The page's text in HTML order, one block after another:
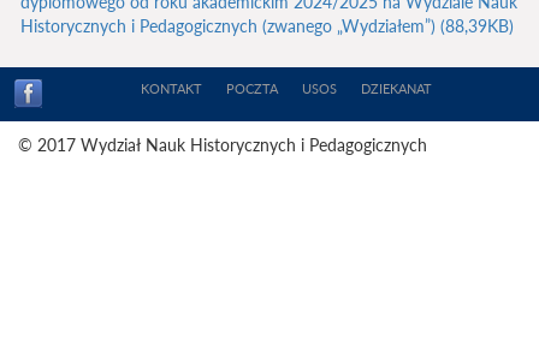
Historycznych i Pedagogicznych (zwanego „Wydziałem”) (88,39KB)
KONTAKT POCZTA USOS DZIEKANAT
© 2017 Wydział Nauk Historycznych i Pedagogicznych